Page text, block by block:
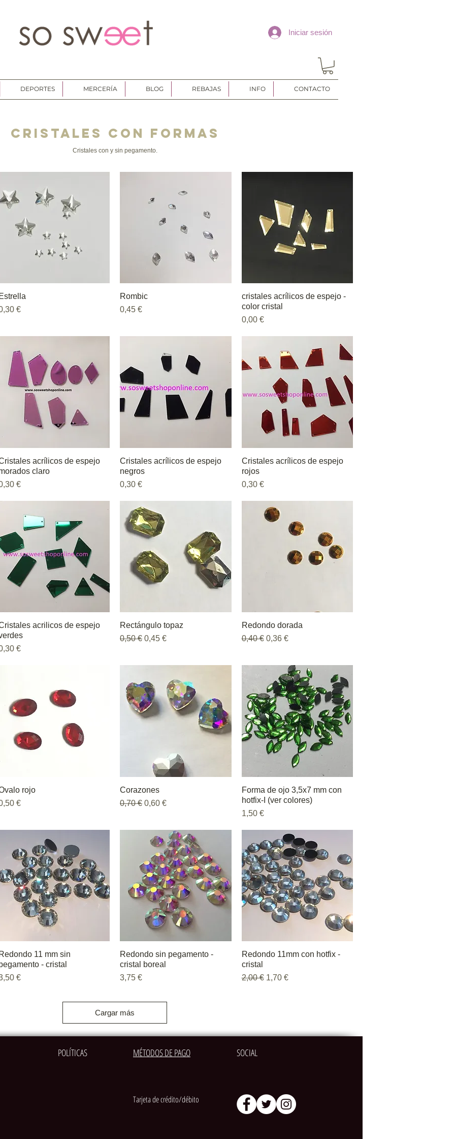
Iniciar sesión
DEPORTES MERCERÍA BLOG REBAJAS INFO CONTACTO
​CRISTALES CON FORMAS
Cristales con y sin pegamento.
Estrella
€
Rombic
Precio
0,45 €
Vista rápida
cristales acrílicos de espejo -
color cristal
Precio
0,00 €
Vista rápida
acrílicos de espejo
claro
€
Vista rápida
Cristales acrílicos de espejo
negros
Precio
0,30 €
Vista rápida
Cristales acrílicos de espejo
rojos
Precio
0,30 €
Vista rápida
acrilicos de espejo
€
Vista rápida
Rectángulo topaz
Precio
0,50 € Precio de oferta
0,45 €
Vista rápida
Redondo dorada
Precio
0,40 € Precio de oferta
0,36 €
Vista rápida
rojo
€
Vista rápida
Corazones
Precio
0,70 € Precio de oferta
0,60 €
Vista rápida
Forma de ojo 3,5x7 mm con
hotfix-I (ver colores)
Precio
1,50 €
Vista rápida
Redondo 11 mm sin
- cristal
€
Vista rápida
Redondo sin pegamento -
cristal boreal
Precio
3,75 €
Vista rápida
Redondo 11mm con hotfix -
cristal
Precio
2,00 € Precio de oferta
1,70 €
Cargar más
POLÍTICAS MÉTODOS DE PAGO SOCIAL
Tarjeta de crédito/débito